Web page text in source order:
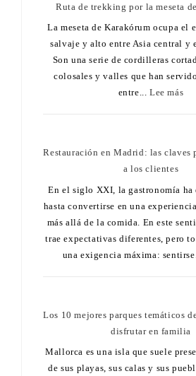
Ruta de trekking por la meseta
La meseta de Karakórum ocupa el
salvaje y alto entre Asia central y
Son una serie de cordilleras
colosales y valles que han
entre...Lee más
Restauración en Madrid: las claves
a los clientes
En el siglo XXI, la gastronomía ha
hasta convertirse en una
más allá de la comida. En este
trae expectativas diferentes, pero
una exigencia máxima:
Los 10 mejores parques temáticos
disfrutar en familia
Mallorca es una isla que suele
de sus playas, sus calas y sus